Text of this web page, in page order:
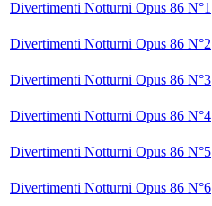
Divertimenti Notturni Opus 86 N°1
Divertimenti Notturni Opus 86 N°2
Divertimenti Notturni Opus 86 N°3
Divertimenti Notturni Opus 86 N°4
Divertimenti Notturni Opus 86 N°5
Divertimenti Notturni Opus 86 N°6